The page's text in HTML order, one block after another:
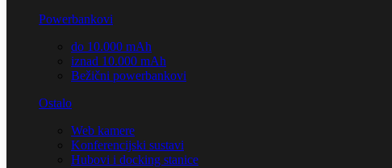
Powerbankovi
do 10.000 mAh
iznad 10.000 mAh
Bežični powerbankovi
Ostalo
Web kamere
Konferencijski sustavi
Hubovi i docking stanice